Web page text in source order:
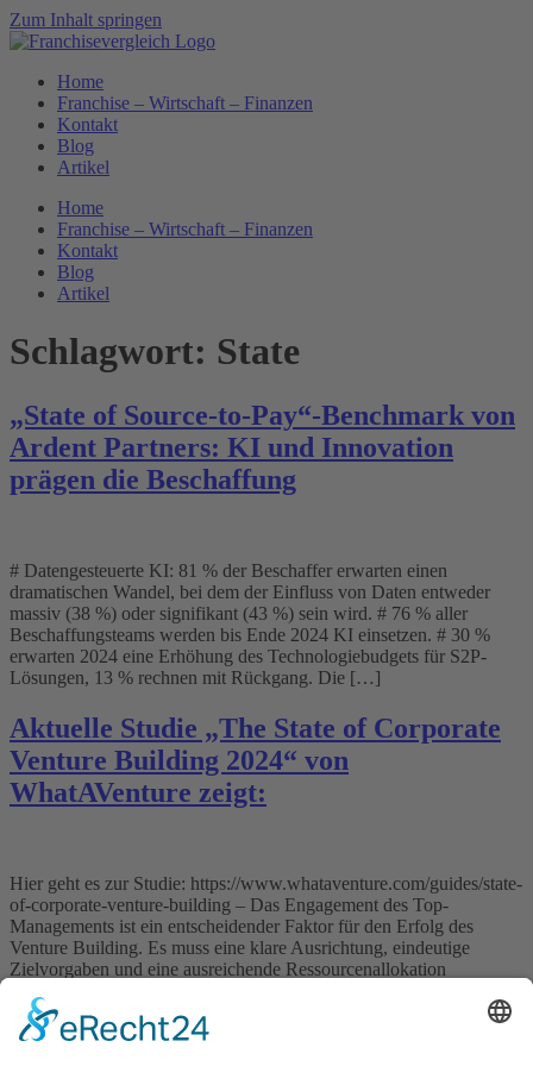
Zum Inhalt springen
Home
Franchise – Wirtschaft – Finanzen
Kontakt
Blog
Artikel
Home
Franchise – Wirtschaft – Finanzen
Kontakt
Blog
Artikel
Schlagwort: State
„State of Source-to-Pay“-Benchmark von
Ardent Partners: KI und Innovation
prägen die Beschaffung
# Datengesteuerte KI: 81 % der Beschaffer erwarten einen
dramatischen Wandel, bei dem der Einfluss von Daten entweder
massiv (38 %) oder signifikant (43 %) sein wird. # 76 % aller
Beschaffungsteams werden bis Ende 2024 KI einsetzen. # 30 %
erwarten 2024 eine Erhöhung des Technologiebudgets für S2P-
Lösungen, 13 % rechnen mit Rückgang. Die […]
Aktuelle Studie „The State of Corporate
Venture Building 2024“ von
WhatAVenture zeigt:
Hier geht es zur Studie: https://www.whataventure.com/guides/state-
of-corporate-venture-building – Das Engagement des Top-
Managements ist ein entscheidender Faktor für den Erfolg des
Venture Building. Es muss eine klare Ausrichtung, eindeutige
Zielvorgaben und eine ausreichende Ressourcenallokation
weiterer wichtiger Faktor. Venture Building muss einerseits losgelöst
von den organisatorischen Strukturen des Kerngeschäfts […]